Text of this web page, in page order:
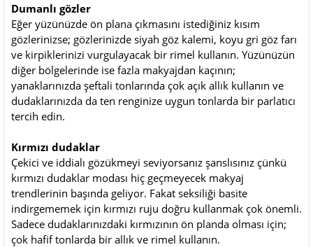
Dumanlı gözler
Eğer yüzünüzde ön plana çıkmasını istediğiniz kısım
gözlerinizse; gözlerinizde siyah göz kalemi, koyu gri göz farı
ve kirpiklerinizi vurgulayacak bir rimel kullanın. Yüzünüzün
diğer bölgelerinde ise fazla makyajdan kaçının;
yanaklarınızda şeftali tonlarında çok açık allık kullanın ve
dudaklarınızda da ten renginize uygun tonlarda bir parlatıcı
tercih edin.
Kırmızı dudaklar
Çekici ve iddialı gözükmeyi seviyorsanız şanslısınız çünkü
kırmızı dudaklar modası hiç geçmeyecek makyaj
trendlerinin başında geliyor. Fakat seksiliği basite
indirgememek için kırmızı ruju doğru kullanmak çok önemli.
Sadece dudaklarınızdaki kırmızının ön planda olması için;
çok hafif tonlarda bir allık ve rimel kullanın.